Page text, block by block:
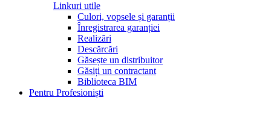
Linkuri utile
Culori, vopsele și garanții
Înregistrarea garanției
Realizări
Descărcări
Găsește un distribuitor
Găsiți un contractant
Biblioteca BIM
Pentru Profesioniști